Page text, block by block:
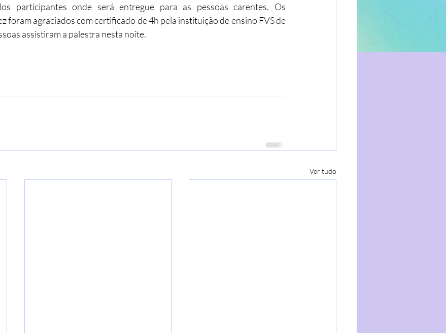
participantes onde será entregue para as pessoas carentes. Os
foram agraciados com certificado de 4h pela instituição de ensino FVS de
assistiram a palestra nesta noite.
Ver tudo